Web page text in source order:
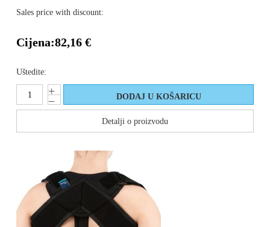
Sales price with discount:
Cijena:82,16 €
Uštedite:
Detalji o proizvodu